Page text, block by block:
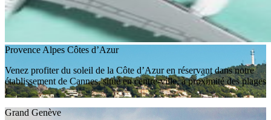
Provence Alpes Côtes d’Azur
Venez profiter du soleil de la Côte d’Azur en réservant dans notre
établissement de Cannes, situé en centre-ville, à proximité des plages
!
Grand Genève